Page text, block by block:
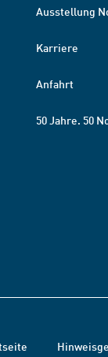
Ausstellung
Karriere
Anfahrt
50 Jahre. 50